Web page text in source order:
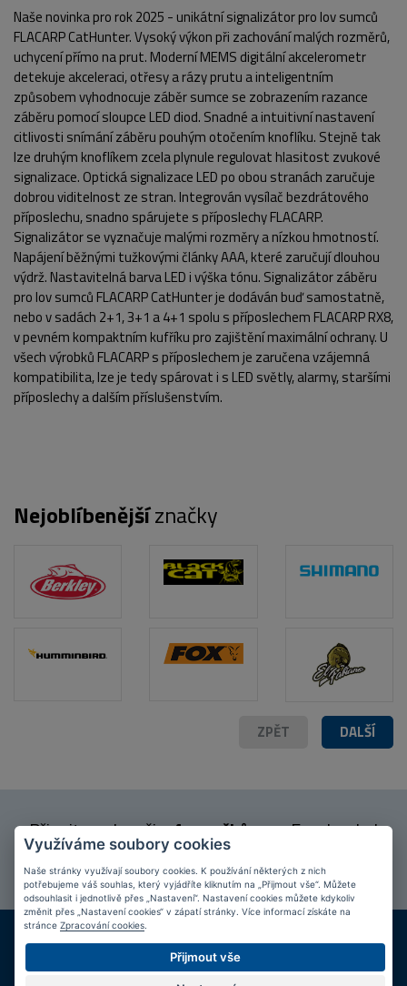
POPIS PRODUKTU FOTO (5)
Naše novinka pro rok 2025 - unikátní signalizátor pro lov sumců
FLACARP CatHunter. Vysoký výkon při zachování malých rozměrů,
uchycení přímo na prut. Moderní MEMS digitální akcelerometr
detekuje akceleraci, otřesy a rázy prutu a inteligentním
způsobem vyhodnocuje záběr sumce se zobrazením razance
záběru pomocí sloupce LED diod. Snadné a intuitivní nastavení
citlivosti snímání záběru pouhým otočením knoflíku. Stejně tak
lze druhým knoflíkem zcela plynule regulovat hlasitost zvukové
signalizace. Optická signalizace LED po obou stranách zaručuje
dobrou viditelnost ze stran. Integrován vysílač bezdrátového
příposlechu, snadno spárujete s příposlechy FLACARP.
Signalizátor se vyznačuje malými rozměry a nízkou hmotností.
Napájení běžnými tužkovými články AAA, které zaručují dlouhou
výdrž. Nastavitelná barva LED i výška tónu. Signalizátor záběru
pro lov sumců FLACARP CatHunter je dodáván buď samostatně,
nebo v sadách 2+1, 3+1 a 4+1 spolu s příposlechem FLACARP RX8,
v pevném kompaktním kufříku pro zajištění maximální ochrany. U
všech výrobků FLACARP s příposlechem je zaručena vzájemná
kompatibilita, lze je tedy spárovat i s LED světly, alarmy, staršími
příposlechy a dalším příslušenstvím.
Nejoblíbenějšíznačky
DALŠÍ
ZPĚT
Připojte se k našimfanouškůmna Facebooku!
PŘIPOJIT SE
DOPRAVA ZDARMA
Jsme na trhu více než 10 let
Využíváme soubory cookies
Naše stránky využívají soubory cookies. K používání některých z nich
potřebujeme váš souhlas, který vyjádříte kliknutím na „Přijmout vše“. Můžete
odsouhlasit i jednotlivě přes „Nastavení“. Nastavení cookies můžete kdykoliv
změnit přes „Nastavení cookies“ v zápatí stránky. Více informací získáte na
stránce Zpracování cookies
Přijmout vše